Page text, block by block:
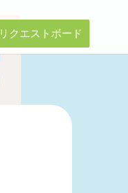
リクエストボード